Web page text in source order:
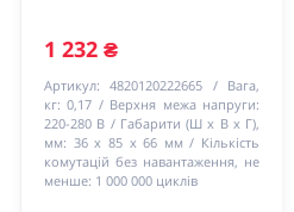
1 232 ₴
Артикул: 4820120222665
Вага,
кг: 0,17
Верхня межа напруги:
220-280 В
Габарити (Ш х В х Г),
мм: 36 х 85 х 66 мм
Кількість
комутацій без навантаження, не
менше: 1 000 000 циклів